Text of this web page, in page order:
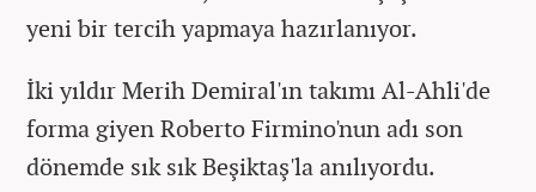
yeni bir tercih yapmaya hazırlanıyor.
İki yıldır Merih Demiral'ın takımı Al-Ahli'de
forma giyen Roberto Firmino'nun adı son
dönemde sık sık Beşiktaş'la anılıyordu.